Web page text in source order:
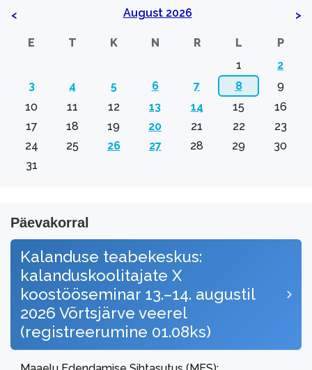
< August 2026 >
E T K N R L
P
1
2
3
4 5 6 7 8
9
10
11 12 13 14 15
16
17
18 19 20 21 22
23
24
25 26 27 28 29
30
31
Päevakorral
Kalanduse teabekeskus:
kalanduskoolitajate X
koostööseminar 13.–14. augustil
2026 Võrtsjärve veerel
(registreerumine 01.08ks)